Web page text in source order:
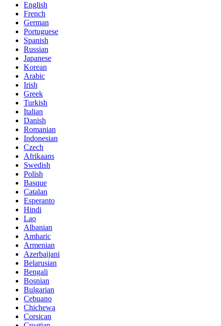
English
French
German
Portuguese
Spanish
Russian
Japanese
Korean
Arabic
Irish
Greek
Turkish
Italian
Danish
Romanian
Indonesian
Czech
Afrikaans
Swedish
Polish
Basque
Catalan
Esperanto
Hindi
Lao
Albanian
Amharic
Armenian
Azerbaijani
Belarusian
Bengali
Bosnian
Bulgarian
Cebuano
Chichewa
Corsican